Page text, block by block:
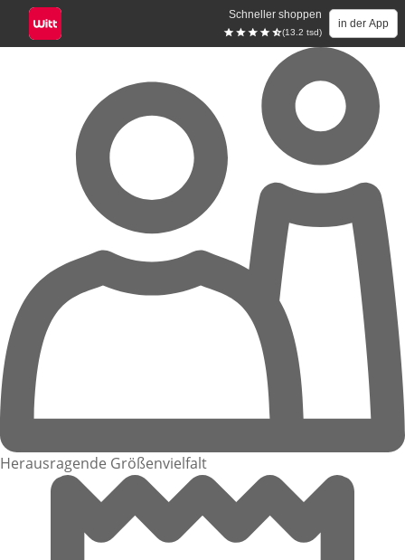
Schneller shoppen
(13.2 tsd)
in der App
Herausragende Größenvielfalt